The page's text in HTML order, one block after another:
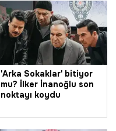
'Arka Sokaklar' bitiyor
mu? İlker İnanoğlu son
noktayı koydu